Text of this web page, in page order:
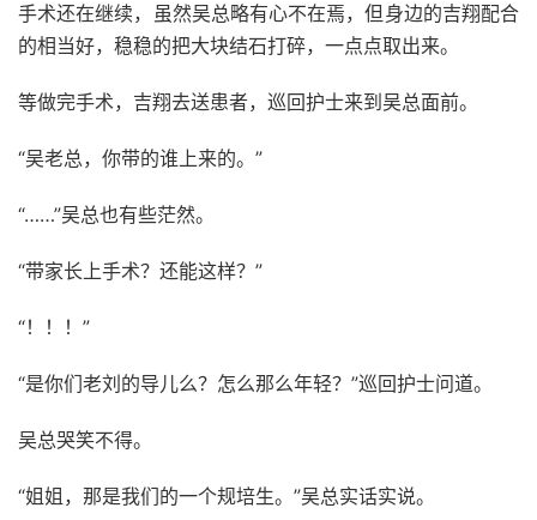
手术还在继续，虽然吴总略有心不在焉，但身边的吉翔配合
的相当好，稳稳的把大块结石打碎，一点点取出来。
等做完手术，吉翔去送患者，巡回护士来到吴总面前。
“吴老总，你带的谁上来的。”
“……”吴总也有些茫然。
“带家长上手术？还能这样？”
“！！！”
“是你们老刘的导儿么？怎么那么年轻？”巡回护士问道。
吴总哭笑不得。
“姐姐，那是我们的一个规培生。”吴总实话实说。